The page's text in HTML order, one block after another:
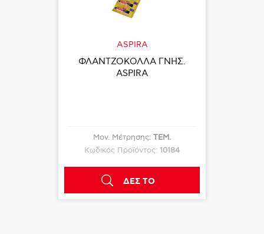
ASPIRA
ΦΛΑΝΤΖΟΚΟΛΛΑ ΓΝΗΣ.
ASPIRA
Μον. Μέτρησης: ΤΕΜ.
Κωδικός Προϊόντος: 10184
ΔΕΣ ΤΟ